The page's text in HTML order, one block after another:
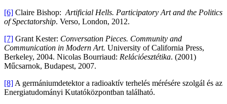
[6] Claire Bishop: Artificial Hells. Participatory Art and the Politics
of Spectatorship. Verso, London, 2012.
[7] Grant Kester: Conversation Pieces. Community and
Communication in Modern Art. University of California Press,
Berkeley, 2004. Nicolas Bourriaud: Relációesztétika. (2001)
Műcsarnok, Budapest, 2007.
[8] A germániumdetektor a radioaktív terhelés mérésére szolgál és az
Energiatudományi Kutatóközpontban található.